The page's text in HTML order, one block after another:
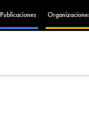
Publicaciones